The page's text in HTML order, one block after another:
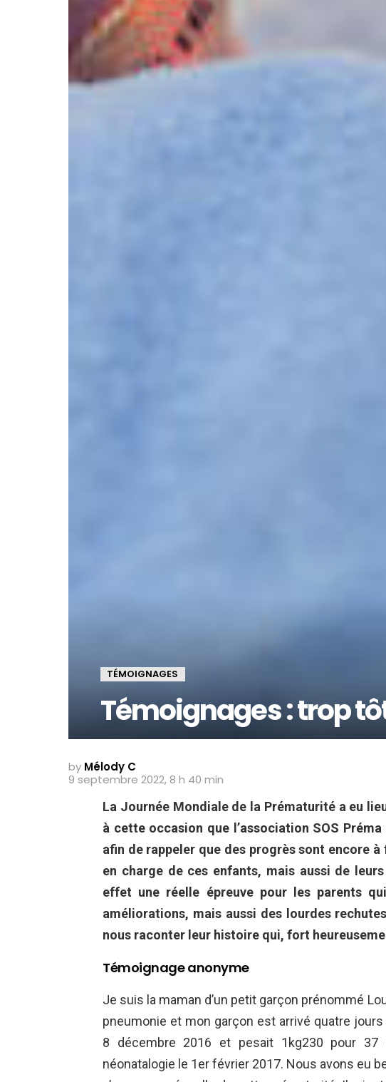
TÉMOIGNAGES
Témoignages : trop
by Mélody C
9 septembre 2022, 8 h 40 min
La Journée Mondiale de la Prématurité a eu
à cette occasion que l’association SOS
afin de rappeler que des progrès sont encore
en charge de ces enfants, mais aussi de
effet une réelle épreuve pour les parents
améliorations, mais aussi des lourdes
nous raconter leur histoire qui, fort
Témoignage anonyme
Je suis la maman d’un petit garçon prénommé
pneumonie et mon garçon est arrivé quatre
8 décembre 2016 et pesait 1kg230 pour
néonatalogie le 1er février 2017. Nous avons eu